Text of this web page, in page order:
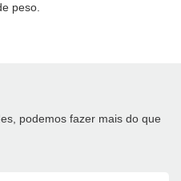
peso.
podemos fazer mais do que